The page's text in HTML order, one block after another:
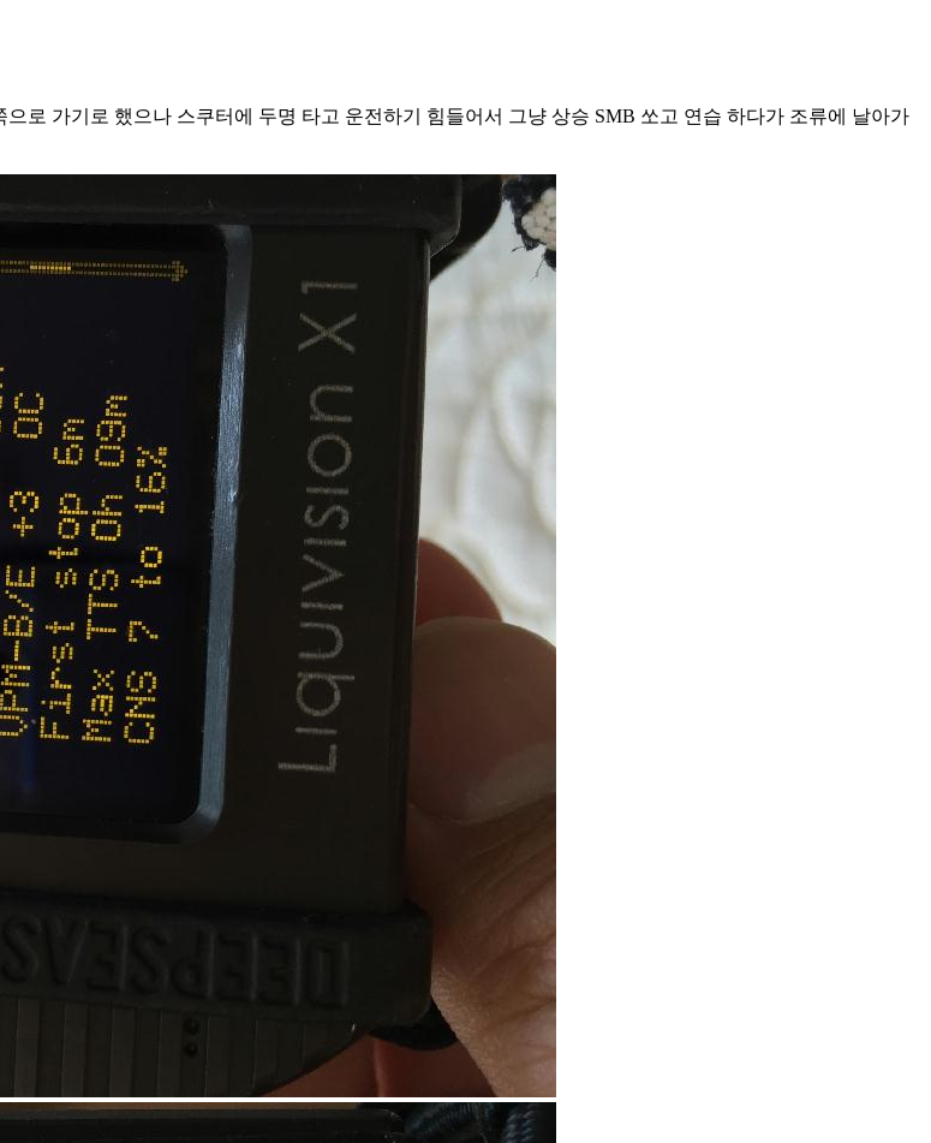
로 가기로 했으나 스쿠터에 두명 타고 운전하기 힘들어서 그냥 상승 SMB 쏘고 연습 하다가 조류에 날아가